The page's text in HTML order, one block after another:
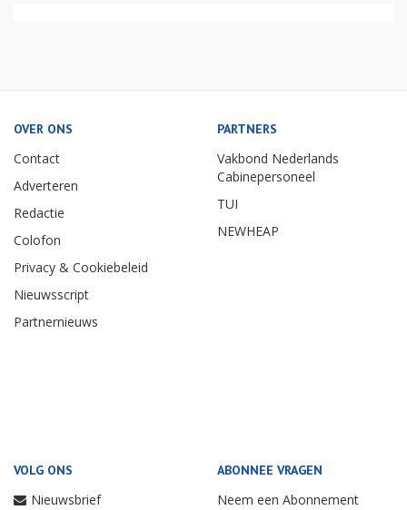
OVER ONS
Contact
Adverteren
Redactie
Colofon
Privacy & Cookiebeleid
Nieuwsscript
Partnernieuws
PARTNERS
Vakbond Nederlands
Cabinepersoneel
TUI
NEWHEAP
VOLG ONS
Nieuwsbrief
ABONNEE VRAGEN
Neem een Abonnement